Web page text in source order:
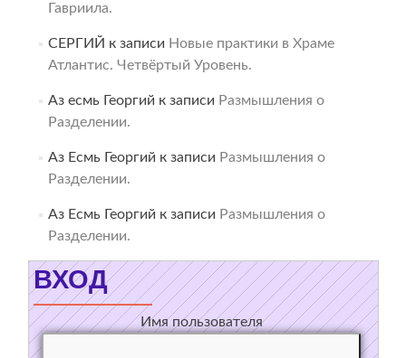
Гавриила.
СЕРГИЙ к записи Новые практики в Храме
Атлантис. Четвёртый Уровень.
Аз есмь Георгий к записи Размышления о
Разделении.
Аз Есмь Георгий к записи Размышления о
Разделении.
Аз Есмь Георгий к записи Размышления о
Разделении.
ВХОД
Имя пользователя